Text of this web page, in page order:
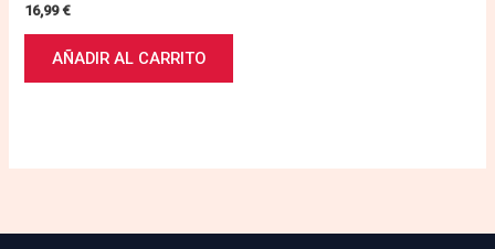
16,99€
AÑADIR AL CARRITO